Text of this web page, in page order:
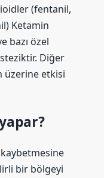
(fentanil,
Ketamin
bazı özel
Diğer
üzerine etkisi
bir bölgeyi